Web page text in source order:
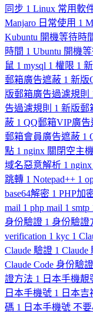
同步 1 Linux 常用軟
Manjaro 日常使用 1
Kubuntu 開機等待時
時間 1 Ubuntu 開機
鼠 1 mysql 1 權限 1
郵箱廣告遮蔽 1 新版
版郵箱廣告過濾規則
告過濾規則 1 新版郵
蔽 1 QQ郵箱VIP廣告
郵箱會員廣告遮蔽 1
點 1 nginx 關閉空主
域名惡意解析 1
跳轉 1 Notepad++ 1
base64解密 1 PHP加
mail 1 php mail 1 smtp
身份驗證 1 身份驗證
verification 1 kyc 1
Claude 驗證 1 Claude
Claude Code 身份驗
證方法 1 日本手機靚
日本手機號 1 日本吉
碼 1 日本手機號 不